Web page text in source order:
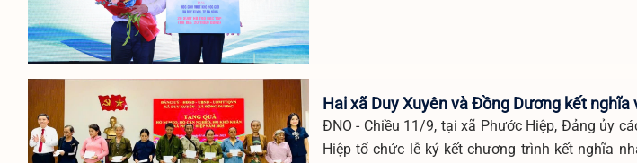
Hai xã Duy Xuyên và Đồng Dương kết nghĩa
ĐNO - Chiều 11/9, tại xã Phước Hiệp, Đảng ủy
Hiệp tổ chức lễ ký kết chương trình kết nghĩa